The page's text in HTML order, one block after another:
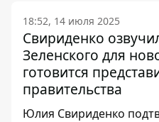
18:52, 14 июля 2025
Свириденко
Зеленского для
готовится
правительства
Юлия Свириденко